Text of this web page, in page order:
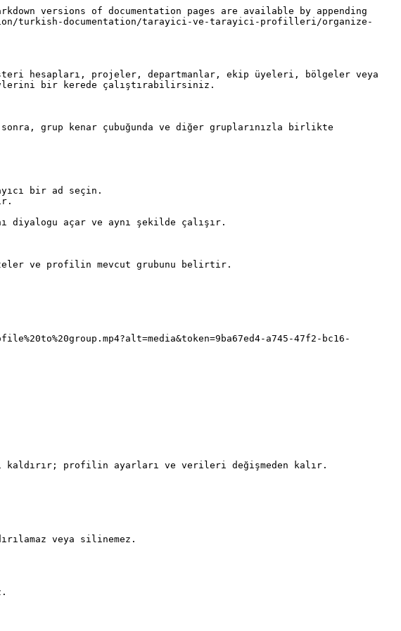
versions of documentation pages are available by appending
turkish-documentation/tarayici-ve-tarayici-profilleri/organize-
hesapları, projeler, departmanlar, ekip üyeleri, bölgeler veya
bir kerede çalıştırabilirsiniz.
grup kenar çubuğunda ve diğer gruplarınızla birlikte
bir ad seçin.
diyalogu açar ve aynı şekilde çalışır.
ve profilin mevcut grubunu belirtir.
a745-47f2-bc16-
kaldırır; profilin ayarları ve verileri değişmeden kalır.
veya silinemez.